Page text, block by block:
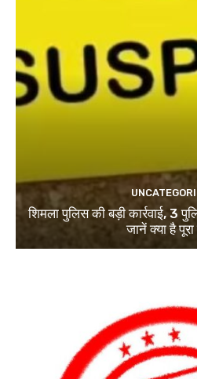
शिमला पुलिस की बड़ी कार्रवाई, 3
जानें क्या है पूरा